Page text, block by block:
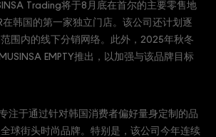
Trading将于8月底在首尔的主要零售地
在韩国的第一家独立门店。该公司还计划逐
围内的线下分销网络。此外，2025年秋冬
EMPTY推出，以加强与该品牌目标
注于通过针对韩国消费者偏好量身定制的品
球街头时尚品牌。特别是，该公司今年连续